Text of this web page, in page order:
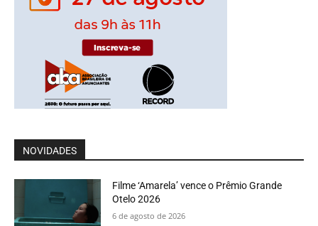
NOVIDADES
Filme ‘Amarela’ vence o Prêmio Grande
Otelo 2026
6 de agosto de 2026